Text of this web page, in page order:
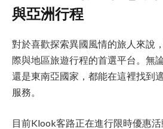
與亞洲行程
對於喜歡探索異國風情的旅人來說
際與地區旅遊行程的首選平台。無
還是東南亞國家，都能在這裡找到
服務。
目前Klook客路正在進行限時優惠